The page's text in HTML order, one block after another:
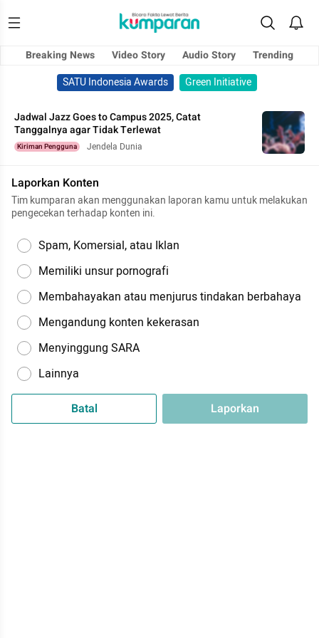
Breaking News Video Story Audio Story
Trending
SATU Indonesia Awards
Green Initiative
Jadwal Jazz Goes to Campus 2025, Catat
Tanggalnya agar Tidak Terlewat
Kiriman Pengguna Jendela Dunia
Laporkan Konten
Tim kumparan akan menggunakan laporan kamu untuk melakukan
pengecekan terhadap konten ini.
Spam, Komersial, atau Iklan
Memiliki unsur pornografi
Membahayakan atau menjurus tindakan berbahaya
Mengandung konten kekerasan
Menyinggung SARA
Lainnya
Batal Laporkan